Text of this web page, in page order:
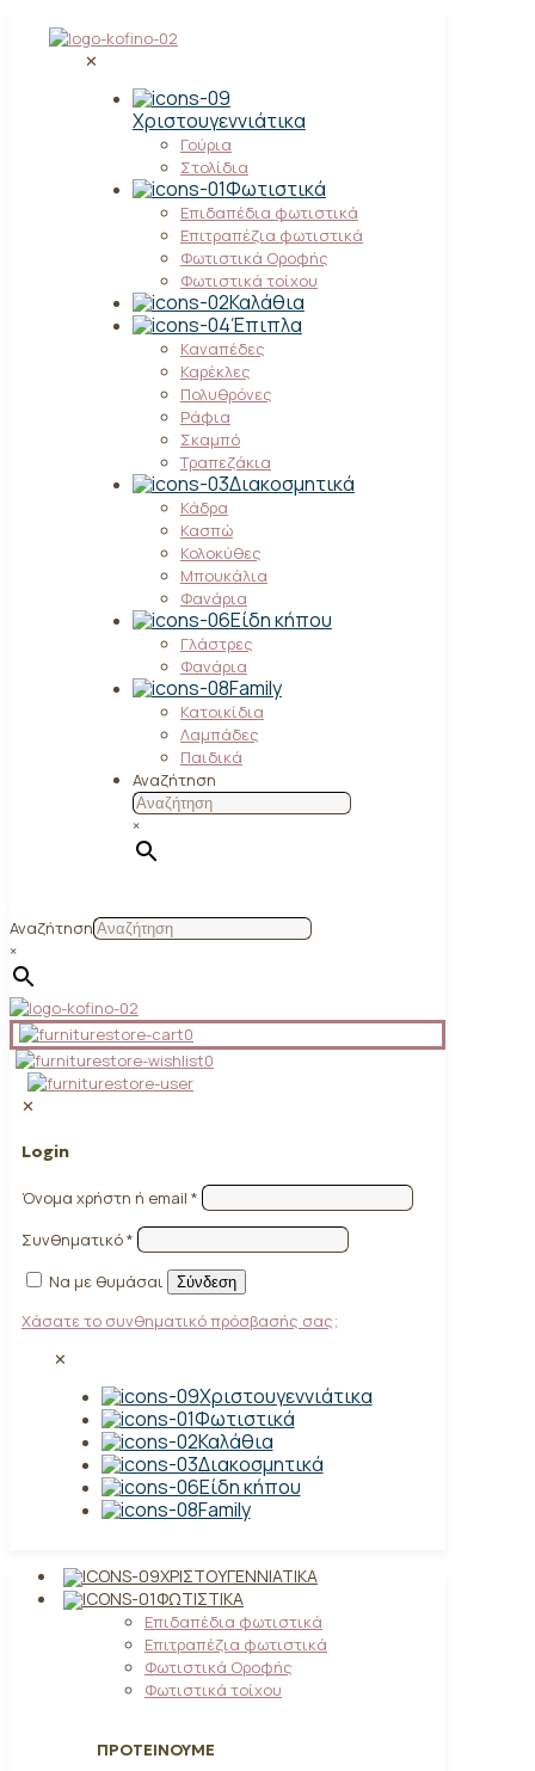
✕
Χριστουγεννιάτικα
Γούρια
Στολίδια
Φωτιστικά
Επιδαπέδια φωτιστικά
Επιτραπέζια φωτιστικά
Φωτιστικά Οροφής
Φωτιστικά τοίχου
Καλάθια
Έπιπλα
Καναπέδες
Καρέκλες
Πολυθρόνες
Ράφια
Σκαμπό
Τραπεζάκια
Διακοσμητικά
Κάδρα
Κασπώ
Κολοκύθες
Μπουκάλια
Φανάρια
Είδη κήπου
Γλάστρες
Φανάρια
Family
Κατοικίδια
Λαμπάδες
Παιδικά
Αναζήτηση
×
Αναζήτηση
×
0
0
✕
Login
Όνομα χρήστη ή email *
Συνθηματικό*
Να με θυμάσαι
Σύνδεση
Χάσατε το συνθηματικό πρόσβασής σας;
✕
Χριστουγεννιάτικα
Φωτιστικά
Καλάθια
Διακοσμητικά
Είδη κήπου
Family
ΧΡΙΣΤΟΥΓΕΝΝΙΆΤΙΚΑ
ΦΩΤΙΣΤΙΚΆ
Επιδαπέδια φωτιστικά
Επιτραπέζια φωτιστικά
Φωτιστικά Οροφής
Φωτιστικά τοίχου
ΠΡΟΤΕΙΝΟΥΜΕ